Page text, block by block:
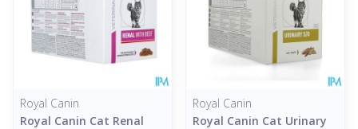
Royal Canin
Royal Canin Cat Renal
Royal Canin
Royal Canin Cat Urinary